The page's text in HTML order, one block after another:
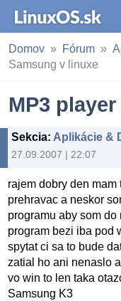
Domov Fórum
Samsung v linuxe
MP3
Sekcia: Aplikácie &
27.09.2007 | 22:07
rajem dobry den
prehravac a neskor
programu aby som
program bezi iba pod
spytat ci sa to bude
zatial ho ani nenaslo
vo win to len taka
Samsung K3